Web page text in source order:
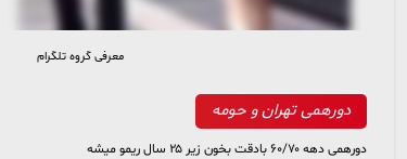
22 members, 5 online
معرفی گروه تلگرام
دورهمی تهران و حومه
دورهمی دهه ۶۰/۷۰ بادقت بخون زیر ۲۵ سال ریمو میشه